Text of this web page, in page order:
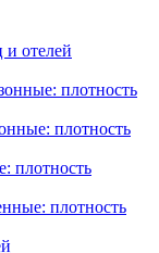
и отелей
плотность
плотность
плотность
плотность